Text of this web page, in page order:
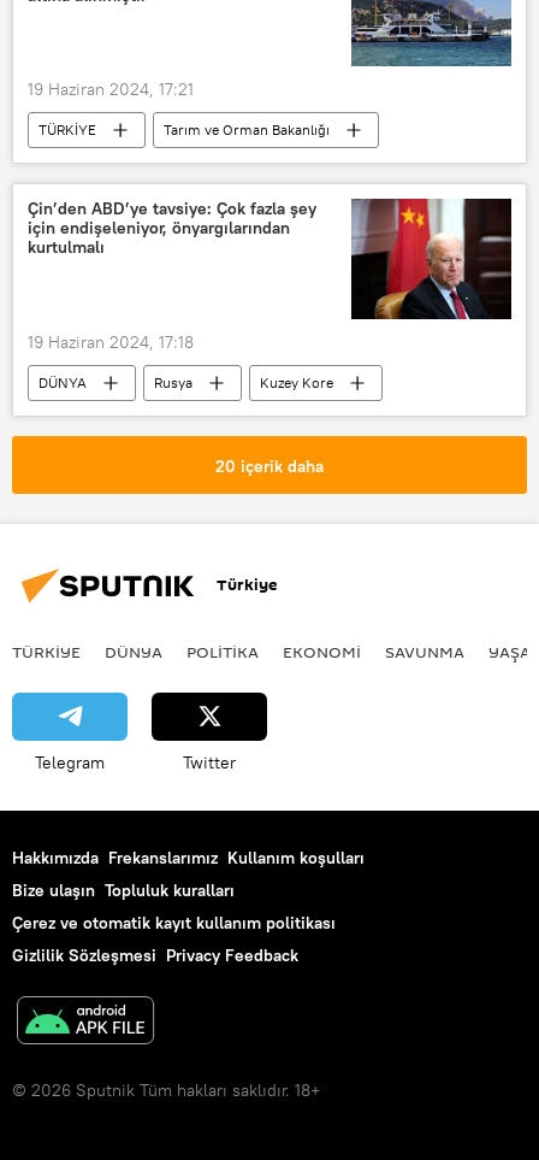
19 Haziran 2024, 17:21
TÜRKİYE
Tarım ve Orman Bakanlığı
İbrahim Yumaklı
Çanakkale
Çanakkale Valiliği
Orman yangını
Çin’den ABD’ye tavsiye: Çok fazla şey
için endişeleniyor, önyargılarından
kurtulmalı
19 Haziran 2024, 17:18
DÜNYA Rusya
Kuzey Kore
Çin
Çin Halk Cumhuriyeti
Kuzey Kore lideri Kim Jong Un
Şi Cinping
Joe Biden
20 içerik daha
Türkiye
TÜRKIYE DÜNYA POLİTİKA EKONOMİ SAVUNMA
Telegram Twitter
Hakkımızda Frekanslarımız Kullanım koşulları
Bize ulaşın Topluluk kuralları
Çerez ve otomatik kayıt kullanım politikası
Gizlilik Sözleşmesi Privacy Feedback
© 2026 Sputnik Tüm hakları saklıdır. 18+